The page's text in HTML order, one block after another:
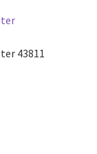
43811